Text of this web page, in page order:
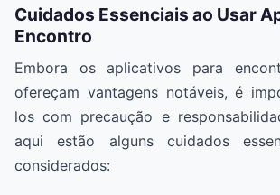
Cuidados Essenciais ao Usar
Encontro
Embora os aplicativos para
ofereçam vantagens notáveis, é
los com precaução e
aqui estão alguns cuidados
considerados: